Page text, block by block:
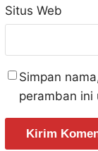
Situs Web
Simpan
peramban ini